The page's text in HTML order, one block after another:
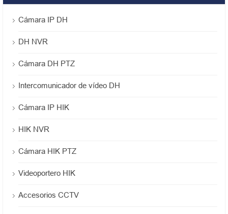
Cámara IP DH
DH NVR
Cámara DH PTZ
Intercomunicador de vídeo DH
Cámara IP HIK
HIK NVR
Cámara HIK PTZ
Videoportero HIK
Accesorios CCTV